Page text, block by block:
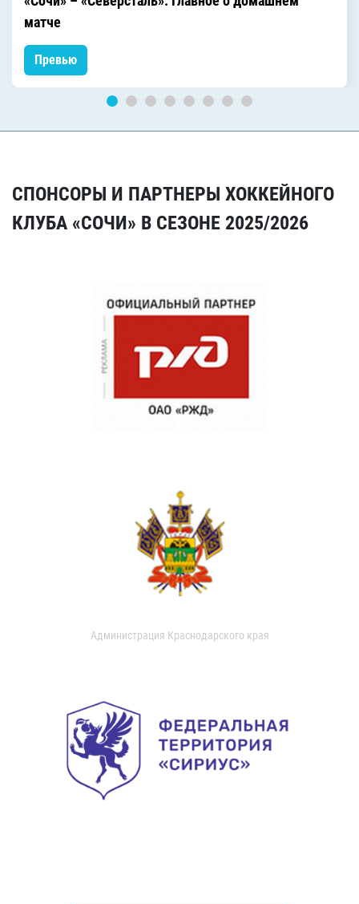
матче
Превью
СПОНСОРЫ И ПАРТНЕРЫ ХОККЕЙНОГО
КЛУБА «СОЧИ» В СЕЗОНЕ 2025/2026
Администрация Краснодарского края